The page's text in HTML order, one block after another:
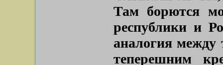
Там борются
республики и
аналогия
теперешним